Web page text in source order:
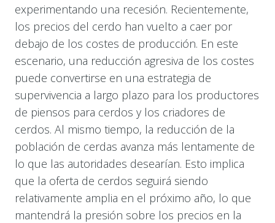
experimentando una recesión. Recientemente,
los precios del cerdo han vuelto a caer por
debajo de los costes de producción. En este
escenario, una reducción agresiva de los costes
puede convertirse en una estrategia de
supervivencia a largo plazo para los productores
de piensos para cerdos y los criadores de
cerdos. Al mismo tiempo, la reducción de la
población de cerdas avanza más lentamente de
lo que las autoridades desearían. Esto implica
que la oferta de cerdos seguirá siendo
relativamente amplia en el próximo año, lo que
mantendrá la presión sobre los precios en la